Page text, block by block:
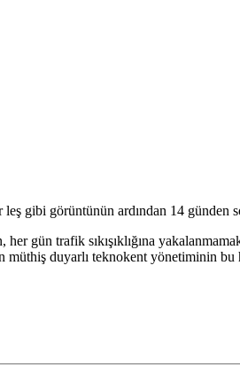
gibi görüntünün ardından 14 günden
gün trafik sıkışıklığına
duyarlı teknokent yönetiminin bu